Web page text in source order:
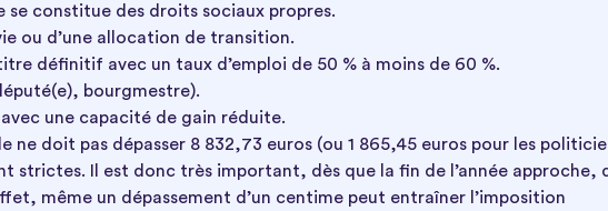
constitue des droits sociaux propres.
ou d’une allocation de transition.
définitif avec un taux d’emploi de 50 % à moins de 60 %.
bourgmestre).
une capacité de gain réduite.
ne doit pas dépasser 8 832,73 euros (ou 1 865,45 euros pour les
strictes. Il est donc très important, dès que la fin de l’année approche,
même un dépassement d’un centime peut entraîner l’imposition